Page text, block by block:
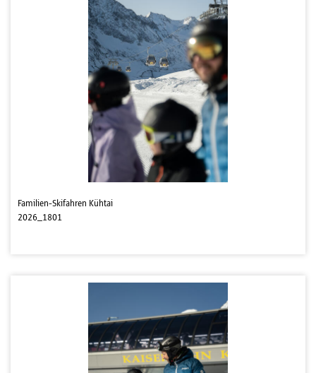
Familien-Skifahren Kühtai
2026_1801